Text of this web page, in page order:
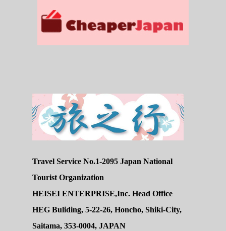
Travel Service No.1-2095 Japan National
Tourist Organization
HEISEI ENTERPRISE,Inc. Head Office
HEG Buliding, 5-22-26, Honcho, Shiki-City,
Saitama, 353-0004, JAPAN